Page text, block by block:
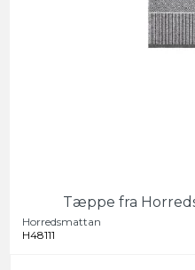
Tæppe fra
Horredsmattan
H48111